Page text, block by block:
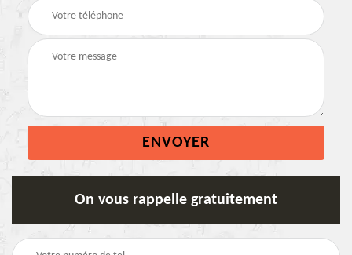
On vous rappelle gratuitement